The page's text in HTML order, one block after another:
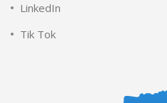
LinkedIn
Tik Tok